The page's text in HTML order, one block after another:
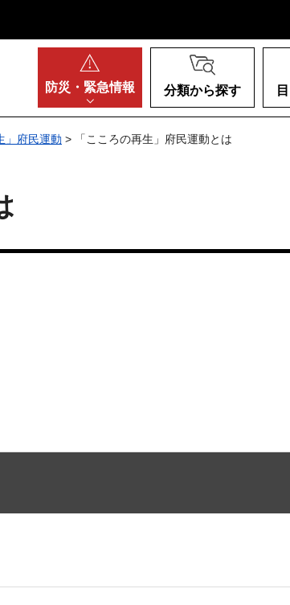
防災・ 緊急情報 分類から探す
」府民運動 > 「こころの再生」府民運動とは